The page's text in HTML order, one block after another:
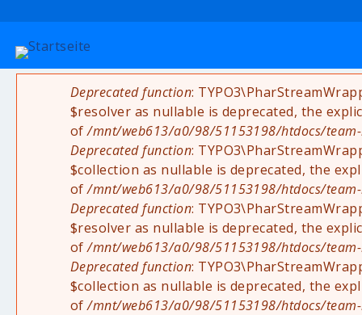
Fehlermeldung
Deprecated function:
$resolver as nullable is deprecated, the
of/mnt/web613/a0/98/51153198/htdocs/
Deprecated function:
$collection as nullable is deprecated, the
of/mnt/web613/a0/98/51153198/htdocs/
Deprecated function:
$resolver as nullable is deprecated, the
of/mnt/web613/a0/98/51153198/htdocs/
Deprecated function:
$collection as nullable is deprecated, the
of/mnt/web613/a0/98/51153198/htdocs/